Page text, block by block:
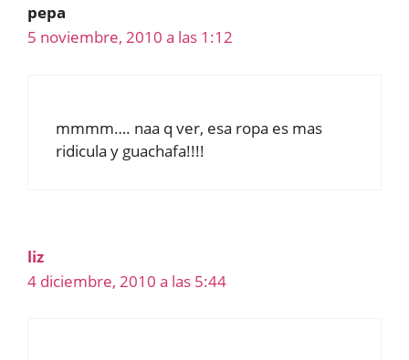
pepa
5 noviembre, 2010 a las 1:12
mmmm…. naa q ver, esa ropa es mas
ridicula y guachafa!!!!
liz
4 diciembre, 2010 a las 5:44